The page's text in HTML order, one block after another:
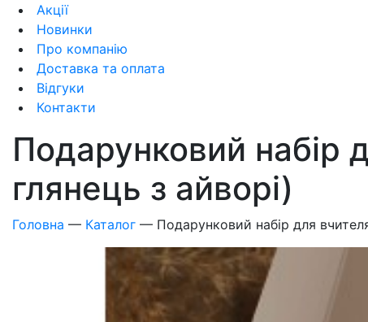
Акції
Новинки
Про компанію
Доставка та оплата
Відгуки
Контакти
Подарунковий набір
глянець з айворі)
Головна — Каталог — Подарунковий набір для